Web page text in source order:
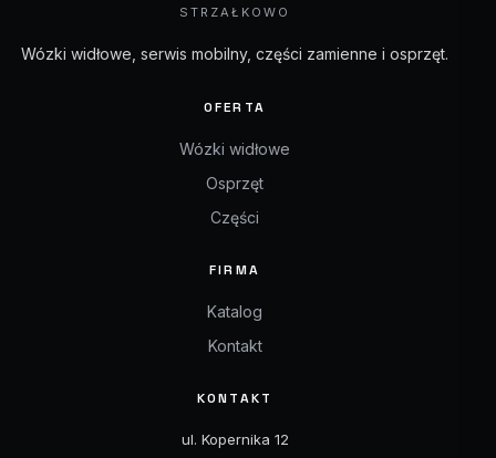
STRZAŁKOWO
Wózki widłowe, serwis mobilny, części zamienne i osprzęt.
OFERTA
Wózki widłowe
Osprzęt
Części
FIRMA
Katalog
Kontakt
KONTAKT
ul. Kopernika 12